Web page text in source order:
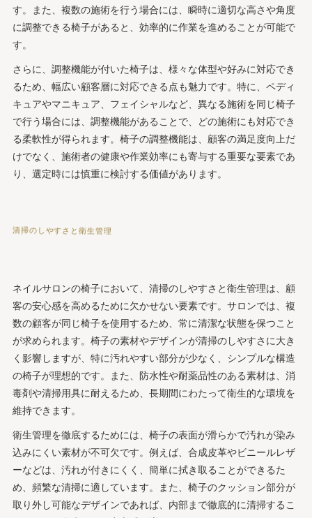
す。また、複数の施術を行う場合には、瞬時に適切な高さや角度
に調整できる椅子があると、効率的に作業を進めることが可能で
す。
さらに、調整機能が付いた椅子は、様々な体型や好みに対応でき
るため、幅広い顧客層に対応できる点も魅力です。特に、ペディ
キュアやマニキュア、フェイシャルなど、異なる施術を同じ椅子
で行う場合には、調整機能があることで、どの施術にも対応でき
る柔軟性が得られます。椅子の調整機能は、顧客の満足度向上だ
けでなく、施術者の健康や作業効率にも寄与する重要な要素であ
り、選定時には慎重に検討する価値があります。
清掃のしやすさと衛生管理
ネイルサロンの椅子において、清掃のしやすさと衛生管理は、顧
客の安心感を高めるために欠かせない要素です。サロンでは、複
数の顧客が同じ椅子を使用するため、常に清潔な状態を保つこと
が求められます。椅子の素材やデザインが清掃のしやすさに大き
く影響しますが、特に汚れやすい部分が少なく、シンプルな構造
の椅子が理想的です。また、防水性や耐薬品性のある素材は、消
毒剤や清掃用具に耐えるため、長期間にわたって衛生的な環境を
維持できます。
衛生管理を徹底するためには、椅子の表面が滑らかで汚れが染み
込みにくい素材が不可欠です。例えば、合成皮革やビニールレザ
ーなどは、汚れが付きにくく、簡単に拭き取ることができるた
め、頻繁な清掃に適しています。また、椅子のクッション部分が
取り外し可能なデザインであれば、内部まで徹底的に清掃するこ